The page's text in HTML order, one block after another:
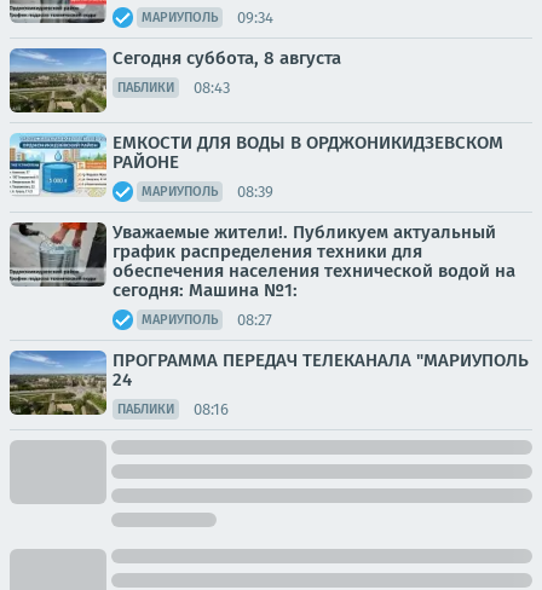
МАРИУПОЛЬ 09:34
Сегодня суббота, 8 августа
ПАБЛИКИ 08:43
ЕМКОСТИ ДЛЯ ВОДЫ В ОРДЖОНИКИДЗЕВСКОМ
РАЙОНЕ
МАРИУПОЛЬ 08:39
Уважаемые жители!. Публикуем актуальный
график распределения техники для
обеспечения населения технической водой на
сегодня: Машина №1:
МАРИУПОЛЬ 08:27
ПРОГРАММА ПЕРЕДАЧ ТЕЛЕКАНАЛА "МАРИУПОЛЬ
24
ПАБЛИКИ 08:16